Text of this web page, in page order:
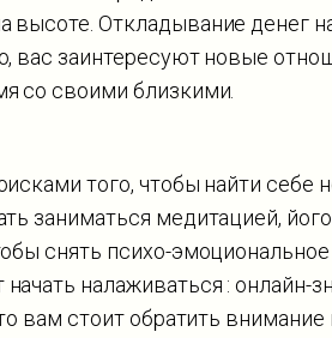
высоте. Откладывание денег
вас заинтересуют новые
со своими близкими.
того, чтобы найти себе
заниматься медитацией,
снять психо-
налаживаться : онлайн-
вам стоит обратить внимание